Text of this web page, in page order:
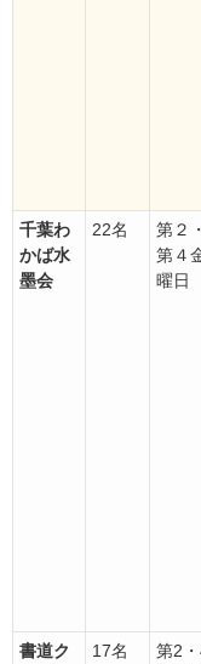
千葉わ
かば水
墨会
22名
第２・
第４
曜日
書道ク
17名
第2